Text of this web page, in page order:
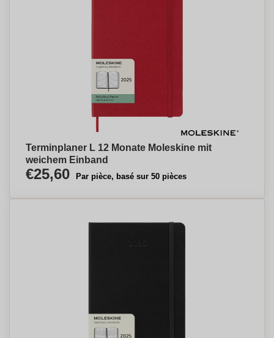
Terminplaner L 12 Monate Moleskine mit
weichem Einband
€25,60 Par pièce, basé sur 50 pièces